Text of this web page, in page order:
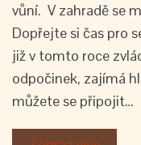
vůní. V zahradě se
Dopřejte si čas pro
již v tomto roce
odpočinek, zajímá
můžete se připojit…